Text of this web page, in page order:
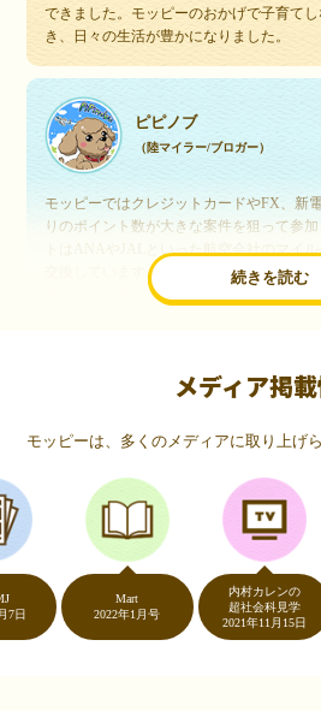
できました。モッピーのおかげで子育て
き、日々の生活が豊かになりました。
続きを読む
ピピノブ
（陸マイラー/ブロガー）
モッピーではクレジットカードやFX、新
りのポイント数が大きな案件を狙って参
交換しています。このようにすることで
行や海外旅行を実現しています。モッピ
いつものネットショッピ
（20代・女性）
友達に勧められてモッピーをはじめまし
い物をすることが多いのですが、モッピ
のポイントとモッピーのポイントが二重
リ…！いつものネットショッピングをモ
ントが貯まるなんて…もっと早く教えて
ントはギフト券に交換して、プチ贅沢を
メディア掲
モッピーは、多くのメディアに取り上げ
2022年1月号
内村カレンの
超社会科見学
2021年11月15日